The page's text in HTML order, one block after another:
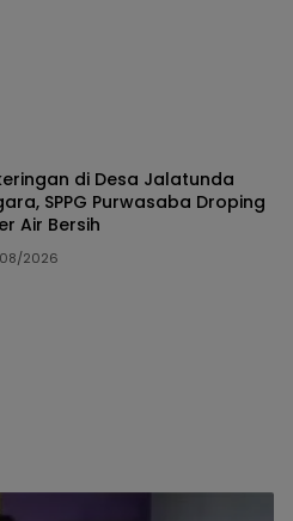
di Desa Jalatunda
SPPG Purwasaba Droping
Air Bersih
2026